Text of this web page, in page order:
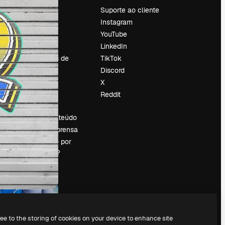
Preços
Sobre nós
Reviews
Emprego
Tendências de
pesquisa
Blog
Eventos
Slidesgo
Vender conteúdo
Sala de imprensa
Procurando por
magnific.ai?
Suporte ao cliente
Instagram
YouTube
LinkedIn
TikTok
Discord
X
Reddit
to the storing of cookies on your device to enhance site